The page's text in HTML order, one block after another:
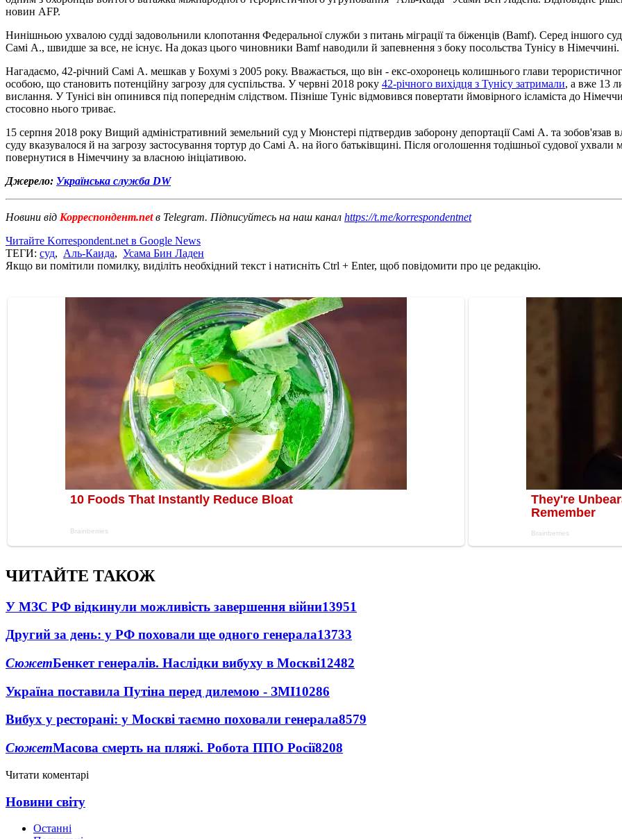
новин AFP.
Нинішньою ухвалою судді задовольнили клопотання Федеральної служби з питань міграції та біженців (Bamf). Серед іншого
Самі А., швидше за все, не існує. На доказ цього чиновники Bamf наводили й запевнення з боку посольства Тунісу в
Нагадаємо, 42-річний Самі А. мешкав у Бохумі з 2005 року. Вважається, що він - екс-охоронець колишнього глави
особою, що становить потенційну загрозу для суспільства. У червні 2018 року 42-річного вихідця з Тунісу затримали, а вже 13
вислання. У Тунісі він опинився під попереднім слідством. Пізніше Туніс відмовився повертати ймовірного ісламіста до
стосовно нього триває.
15 серпня 2018 року Вищий адміністративний земельний суд у Мюнстері підтвердив заборону депортації Самі А. та зобов'язав
суду вказувалося й на загрозу застосування тортур до Самі А. на його батьківщині. Після оголошення тодішньої судової
повернутися в Німеччину за власною ініціативою.
Джерело: Українська служба DW
Новини від Корреспондент.netв Telegram. Підписуйтесь на наш канал https://t.me/korrespondentnet
Читайте Korrespondent.net в Google News
ТЕГИ: суд, Аль-Каида, Усама Бин Ладен
Якщо ви помітили помилку, виділіть необхідний текст і натисніть Ctrl + Enter, щоб повідомити про це редакцію.
ЧИТАЙТЕ ТАКОЖ
У МЗС РФ відкинули можливість завершення війни13951
Другий за день: у РФ поховали ще одного генерала13733
СюжетБенкет генералів. Наслідки вибуху в Москві12482
Україна поставила Путіна перед дилемою - ЗМІ10286
Вибух у ресторані: у Москві таємно поховали генерала8579
СюжетМасова смерть на пляжі. Робота ППО Росії8208
Читати коментарі
Новини світу
Останні